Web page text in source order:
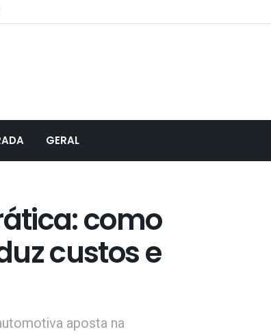
GERAL
como
custos e
aposta na